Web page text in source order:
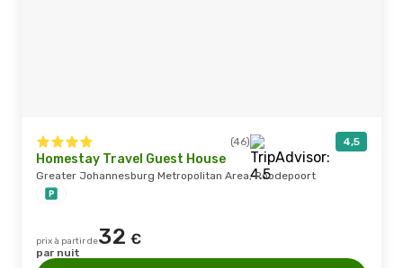
(46) 4,5
Homestay Travel Guest House
Greater Johannesburg Metropolitan Area, Roodepoort
prix à partir de32 €
par nuit